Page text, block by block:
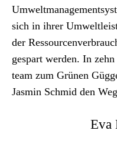
sich in ihrer
der
ges­part wer­den. In
team zum Grü­nen
Jas­min Schmid den
Eva